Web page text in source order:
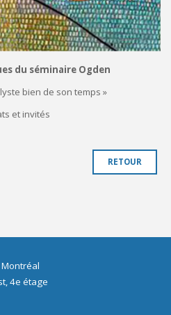
du séminaire Ogden
bien de son temps »
et invités
RETOUR
4e étage